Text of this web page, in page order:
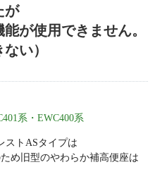
が
が使用できません。
い）
系・EWC400系
ストASタイプは
め旧型のやわらか補高便座は